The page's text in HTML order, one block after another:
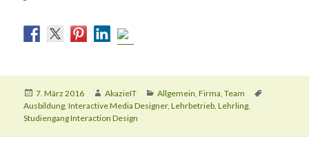
Veröffentlicht
am
7. März 2016 Autor
AkazieIT Kategorien
Allgemein ,Firma ,Team
Ausbildung ,Interactive Media Designer,Lehrbetrieb ,Lehrling
Studiengang Interaction Design